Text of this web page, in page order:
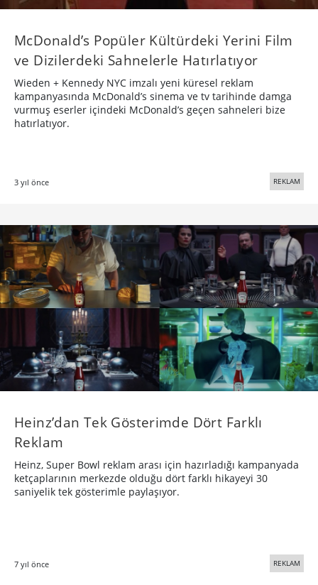
McDonald’s Popüler Kültürdeki Yerini Film
ve Dizilerdeki Sahnelerle Hatırlatıyor
Wieden + Kennedy NYC imzalı yeni küresel reklam
kampanyasında McDonald’s sinema ve tv tarihinde damga
vurmuş eserler içindeki McDonald’s geçen sahneleri bize
hatırlatıyor.
3 yıl önce REKLAM
Heinz’dan Tek Gösterimde Dört Farklı
Reklam
Heinz, Super Bowl reklam arası için hazırladığı kampanyada
ketçaplarının merkezde olduğu dört farklı hikayeyi 30
saniyelik tek gösterimle paylaşıyor.
7 yıl önce REKLAM